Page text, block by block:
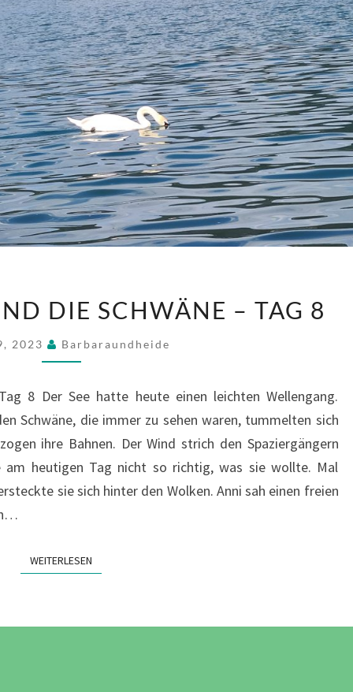
DER
SEE
UND
8
DIE SCHWÄNE – TAG 8
2023 Barbaraundheide
8 Der See hatte heute einen leichten Wellengang.
Schwäne, die immer zu sehen waren, tummelten sich
ihre Bahnen. Der Wind strich den Spaziergängern
am heutigen Tag nicht so richtig, was sie wollte. Mal
sie sich hinter den Wolken. Anni sah einen freien
WEITERLESEN